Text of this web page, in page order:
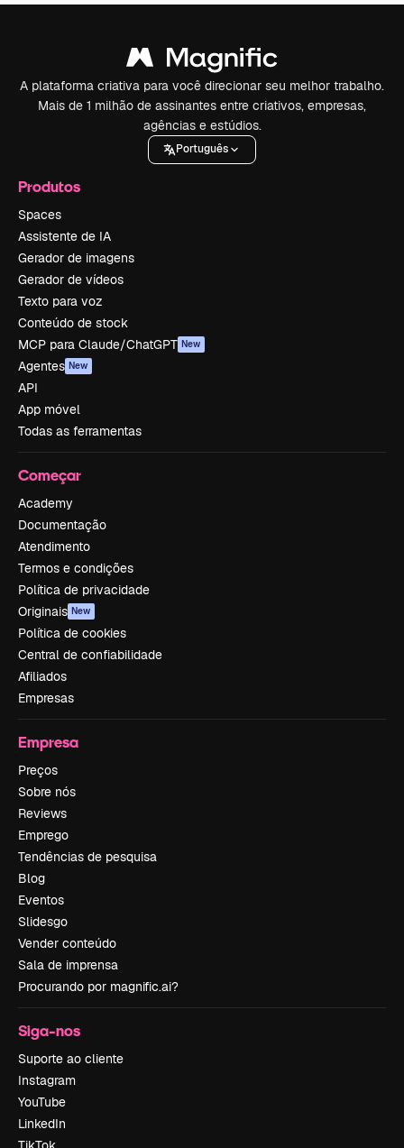
A plataforma criativa para você direcionar seu melhor trabalho.
Mais de 1 milhão de assinantes entre criativos, empresas,
agências e estúdios.
Português
Produtos
Spaces
Assistente de IA
Gerador de imagens
Gerador de vídeos
Texto para voz
Conteúdo de stock
MCP para Claude/ChatGPT New
Agentes New
API
App móvel
Todas as ferramentas
Começar
Academy
Documentação
Atendimento
Termos e condições
Política de privacidade
Originais New
Política de cookies
Central de confiabilidade
Afiliados
Empresas
Empresa
Preços
Sobre nós
Reviews
Emprego
Tendências de pesquisa
Blog
Eventos
Slidesgo
Vender conteúdo
Sala de imprensa
Procurando por magnific.ai?
Siga-nos
Suporte ao cliente
Instagram
YouTube
LinkedIn